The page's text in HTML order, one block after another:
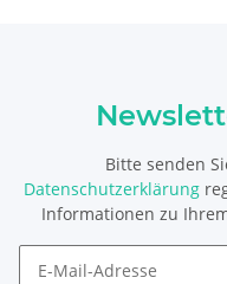
Bitte senden
Datenschutzerklärung
Informationen zu